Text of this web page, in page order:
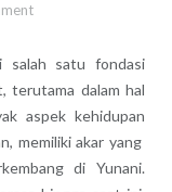
salah satu fondasi
terutama dalam hal
aspek kehidupan
memiliki akar yang
di Yunani.